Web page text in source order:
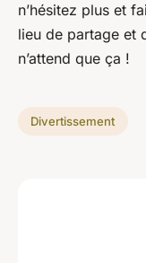
n’hésitez plus et
lieu de partage et
n’attend que ça !
Divertissement